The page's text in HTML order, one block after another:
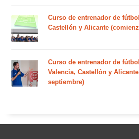
Curso de entrenador de
Castellón y Alicante
Curso de entrenador de
Valencia, Castellón y
septiembre)